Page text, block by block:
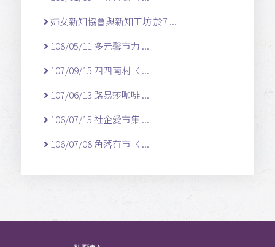
婦女新知協會與新知工坊 於7 ...
108/05/11 多元馨市力 ...
107/09/15 四四南村〈 ...
107/06/13 路易莎咖啡 ...
106/07/15 社企愛市集 ...
106/07/08 角落有市〈 ...